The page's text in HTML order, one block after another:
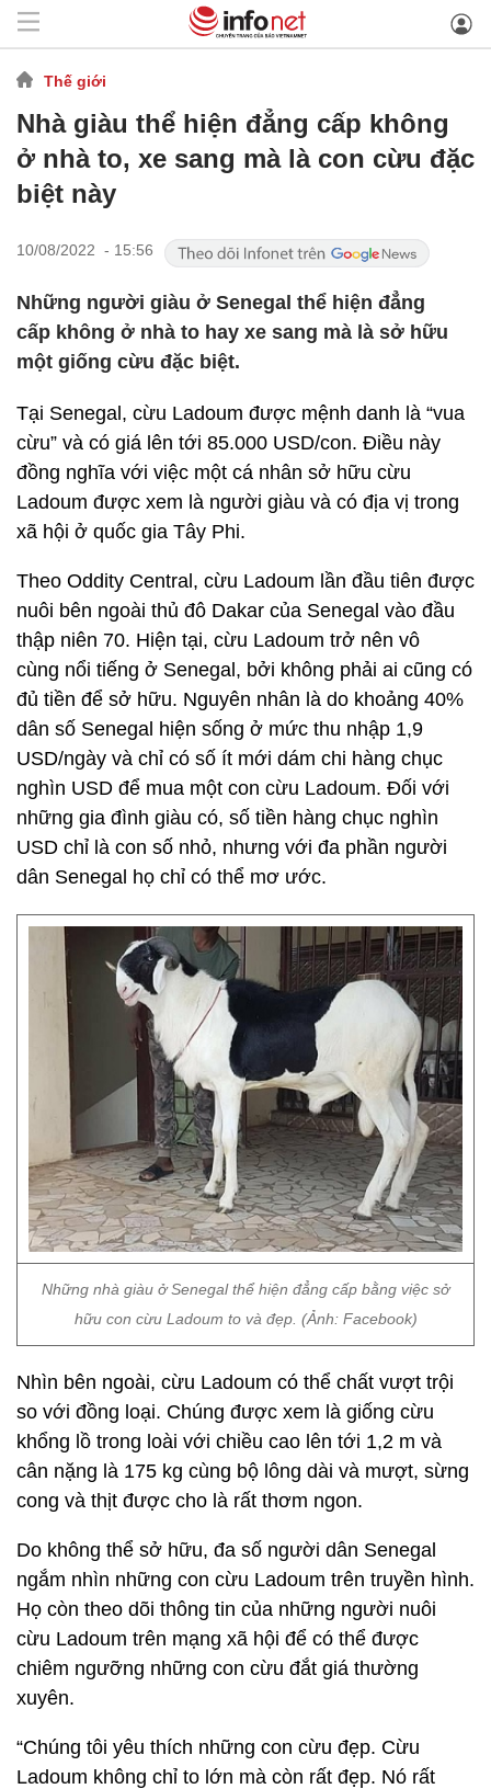
Thế giới
Nhà giàu thể hiện đẳng cấp không
ở nhà to, xe sang mà là con cừu đặc
biệt này
10/08/2022 - 15:56
Những người giàu ở Senegal thể hiện đẳng
cấp không ở nhà to hay xe sang mà là sở hữu
một giống cừu đặc biệt.
Tại Senegal, cừu Ladoum được mệnh danh là “vua
cừu” và có giá lên tới 85.000 USD/con. Điều này
đồng nghĩa với việc một cá nhân sở hữu cừu
Ladoum được xem là người giàu và có địa vị trong
xã hội ở quốc gia Tây Phi.
Theo Oddity Central, cừu Ladoum lần đầu tiên được
nuôi bên ngoài thủ đô Dakar của Senegal vào đầu
thập niên 70. Hiện tại, cừu Ladoum trở nên vô
cùng nổi tiếng ở Senegal, bởi không phải ai cũng có
đủ tiền để sở hữu. Nguyên nhân là do khoảng 40%
dân số Senegal hiện sống ở mức thu nhập 1,9
USD/ngày và chỉ có số ít mới dám chi hàng chục
nghìn USD để mua một con cừu Ladoum. Đối với
những gia đình giàu có, số tiền hàng chục nghìn
USD chỉ là con số nhỏ, nhưng với đa phần người
dân Senegal họ chỉ có thể mơ ước.
Những nhà giàu ở Senegal thể hiện đẳng cấp bằng việc sở
hữu con cừu Ladoum to và đẹp. (Ảnh: Facebook)
Nhìn bên ngoài, cừu Ladoum có thể chất vượt trội
so với đồng loại. Chúng được xem là giống cừu
khổng lồ trong loài với chiều cao lên tới 1,2 m và
cân nặng là 175 kg cùng bộ lông dài và mượt, sừng
cong và thịt được cho là rất thơm ngon.
Do không thể sở hữu, đa số người dân Senegal
ngắm nhìn những con cừu Ladoum trên truyền hình.
Họ còn theo dõi thông tin của những người nuôi
cừu Ladoum trên mạng xã hội để có thể được
chiêm ngưỡng những con cừu đắt giá thường
xuyên.
“Chúng tôi yêu thích những con cừu đẹp. Cừu
Ladoum không chỉ to lớn mà còn rất đẹp. Nó rất